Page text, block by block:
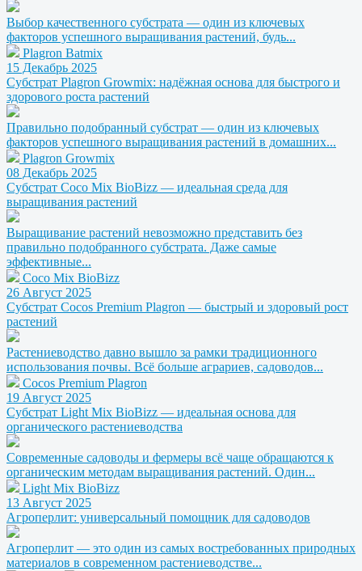
Выбор качественного субстрата — один из ключевых
факторов успешного выращивания растений, будь...
Plagron Batmix
15 Декабрь 2025
Субстрат Plagron Growmix: надёжная основа для быстрого и
здорового роста растений
Правильно подобранный субстрат — один из ключевых
факторов успешного выращивания растений в домашних...
Plagron Growmix
08 Декабрь 2025
Субстрат Coco Mix BioBizz — идеальная среда для
выращивания растений
Выращивание растений невозможно представить без
правильно подобранного субстрата. Даже самые
эффективные...
Coco Mix BioBizz
26 Август 2025
Субстрат Cocos Premium Plagron — быстрый и здоровый рост
растений
Растениеводство давно вышло за рамки традиционного
использования почвы. Всё больше аграриев, садоводов...
Cocos Premium Plagron
19 Август 2025
Субстрат Light Mix BioBizz — идеальная основа для
органического растениеводства
Современные садоводы и фермеры всё чаще обращаются к
органическим методам выращивания растений. Один...
Light Mix BioBizz
13 Август 2025
Агроперлит: универсальный помощник для садоводов
Агроперлит — это один из самых востребованных природных
материалов в современном растениеводстве...